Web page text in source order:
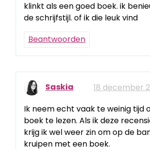
klinkt als een goed boek. ik
de schrijfstijl. of ik die leuk vind
Beantwoorden
Saskia
18 december
Ik neem echt vaak te weinig tijd
boek te lezen. Als ik deze
krijg ik wel weer zin om op de
kruipen met een boek.